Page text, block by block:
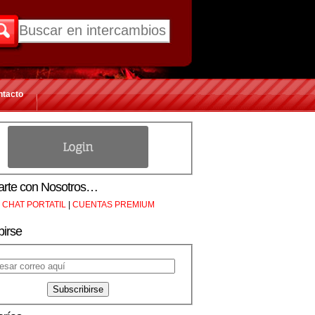
con Nosotros…
CHAT PORTATIL | CUENTAS PREMIUM